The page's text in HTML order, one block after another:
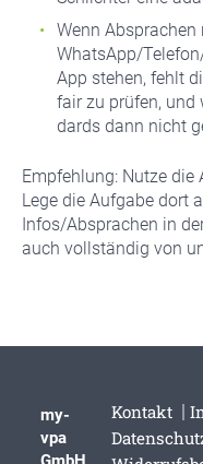
Wenn Abspra­chen
WhatsApp/
App ste­hen, fehlt
fair zu prü­fen,
dards dann nicht
Emp­feh­lung: Nut­ze die
Lege die Auf­ga­be dort
Infos/Absprachen in
auch voll­stän­dig von
my-
vpa
Kon­takt